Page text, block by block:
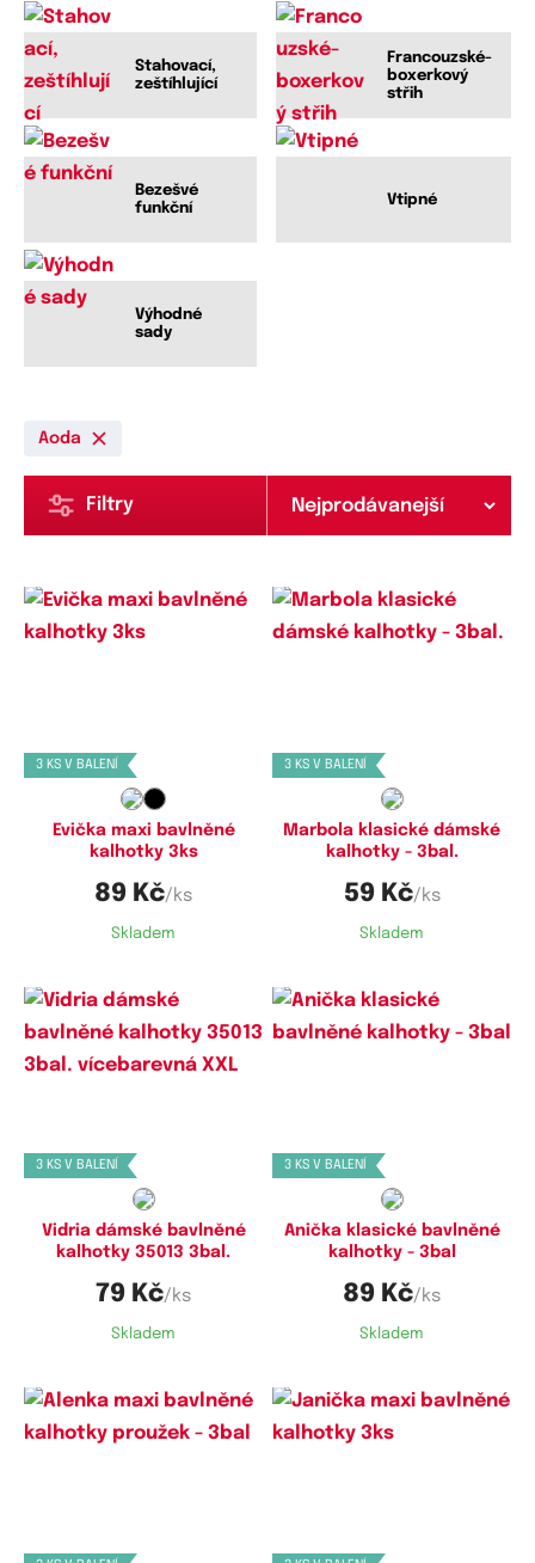
Stahovací,
zeštíhlující
Francouzské-
boxerkový
střih
Bezešvé
funkční
Vtipné
Výhodné
sady
Aoda
Filtry
3 KS V BALENÍ
Evička maxi bavlněné
kalhotky 3ks
89 Kč/ks
Skladem
3 KS V BALENÍ
Marbola klasické dámské
kalhotky - 3bal.
59 Kč/ks
Skladem
3 KS V BALENÍ
Vidria dámské bavlněné
kalhotky 35013 3bal.
79 Kč/ks
Skladem
3 KS V BALENÍ
Anička klasické bavlněné
kalhotky - 3bal
89 Kč/ks
Skladem